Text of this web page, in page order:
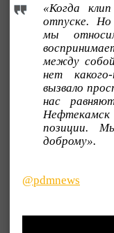
«Когда
отпуске. Но
мы
между
нет
вызвало
нас
позиции.
доброму».
@pdmnews